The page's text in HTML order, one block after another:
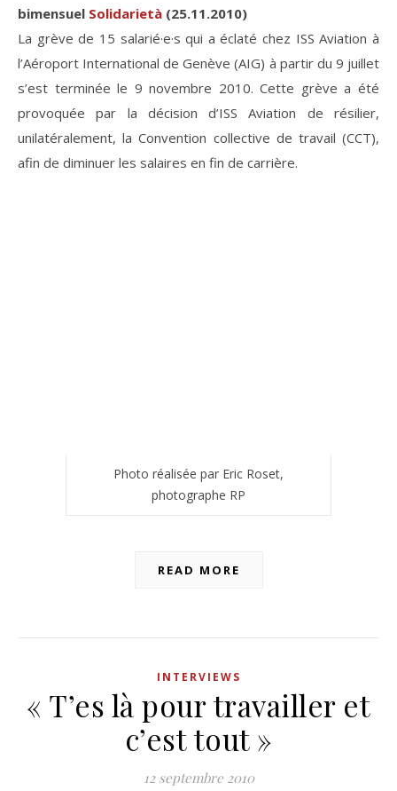
bimensuel Solidarietà (25.11.2010)
La grève de 15 salarié·e·s qui a éclaté chez ISS Aviation à
l’Aéroport International de Genève (AIG) à partir du 9 juillet
s’est terminée le 9 novembre 2010. Cette grève a été
provoquée par la décision d’ISS Aviation de résilier,
unilatéralement, la Convention collective de travail (CCT),
afin de diminuer les salaires en fin de carrière.
Photo réalisée par Eric Roset,
photographe RP
READ MORE
INTERVIEWS
« T’es là pour travailler et
c’est tout »
12 septembre 2010